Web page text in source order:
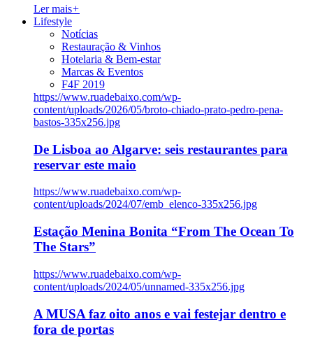
Ler mais+
Lifestyle
Notícias
Restauração & Vinhos
Hotelaria & Bem-estar
Marcas & Eventos
F4F 2019
https://www.ruadebaixo.com/wp-
content/uploads/2026/05/broto-chiado-prato-pedro-pena-
bastos-335x256.jpg
De Lisboa ao Algarve: seis restaurantes para
reservar este maio
https://www.ruadebaixo.com/wp-
content/uploads/2024/07/emb_elenco-335x256.jpg
Estação Menina Bonita “From The Ocean To
The Stars”
https://www.ruadebaixo.com/wp-
content/uploads/2024/05/unnamed-335x256.jpg
A MUSA faz oito anos e vai festejar dentro e
fora de portas